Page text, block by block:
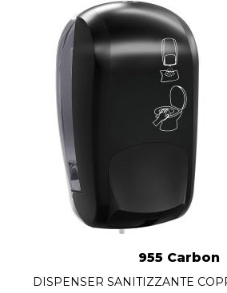
955 Carbon
DISPENSER SANITIZZANTE